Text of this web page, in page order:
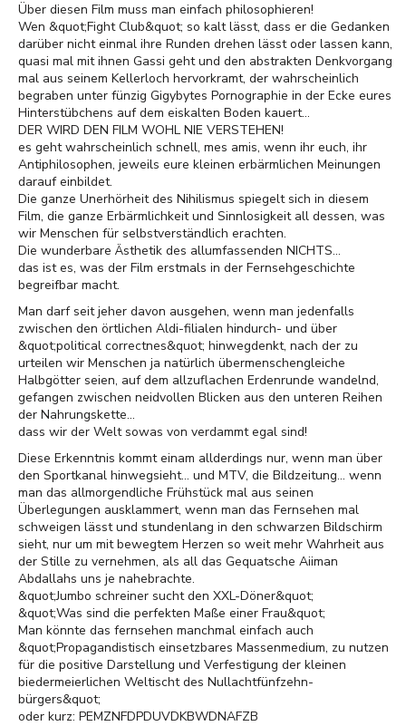
Über diesen Film muss man einfach philosophieren!
Wen &quot;Fight Club&quot; so kalt lässt, dass er die Gedanken
darüber nicht einmal ihre Runden drehen lässt oder lassen kann,
quasi mal mit ihnen Gassi geht und den abstrakten Denkvorgang
mal aus seinem Kellerloch hervorkramt, der wahrscheinlich
begraben unter fünzig Gigybytes Pornographie in der Ecke eures
Hinterstübchens auf dem eiskalten Boden kauert...
DER WIRD DEN FILM WOHL NIE VERSTEHEN!
es geht wahrscheinlich schnell, mes amis, wenn ihr euch, ihr
Antiphilosophen, jeweils eure kleinen erbärmlichen Meinungen
darauf einbildet.
Die ganze Unerhörheit des Nihilismus spiegelt sich in diesem
Film, die ganze Erbärmlichkeit und Sinnlosigkeit all dessen, was
wir Menschen für selbstverständlich erachten.
Die wunderbare Ästhetik des allumfassenden NICHTS...
das ist es, was der Film erstmals in der Fernsehgeschichte
begreifbar macht.
Man darf seit jeher davon ausgehen, wenn man jedenfalls
zwischen den örtlichen Aldi-filialen hindurch- und über
&quot;political correctnes&quot; hinwegdenkt, nach der zu
urteilen wir Menschen ja natürlich übermenschengleiche
Halbgötter seien, auf dem allzuflachen Erdenrunde wandelnd,
gefangen zwischen neidvollen Blicken aus den unteren Reihen
der Nahrungskette...
dass wir der Welt sowas von verdammt egal sind!
Diese Erkenntnis kommt einam allderdings nur, wenn man über
den Sportkanal hinwegsieht... und MTV, die Bildzeitung... wenn
man das allmorgendliche Frühstück mal aus seinen
Überlegungen ausklammert, wenn man das Fernsehen mal
schweigen lässt und stundenlang in den schwarzen Bildschirm
sieht, nur um mit bewegtem Herzen so weit mehr Wahrheit aus
der Stille zu vernehmen, als all das Gequatsche Aiiman
Abdallahs uns je nahebrachte.
&quot;Jumbo schreiner sucht den XXL-Döner&quot;
&quot;Was sind die perfekten Maße einer Frau&quot;
Man könnte das fernsehen manchmal einfach auch
&quot;Propagandistisch einsetzbares Massenmedium, zu nutzen
für die positive Darstellung und Verfestigung der kleinen
biedermeierlichen Weltischt des Nullachtfünfzehn-
bürgers&quot;
oder kurz: PEMZNFDPDUVDKBWDNAFZB